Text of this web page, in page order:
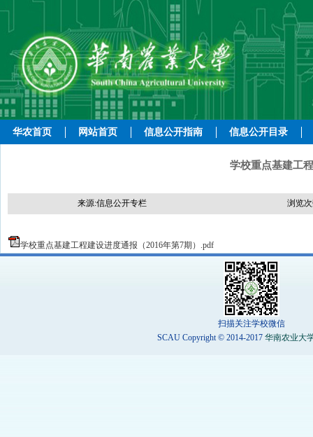
华农首页 网站首页 信息公开指南 信息公开目录
学校重点基建工
来源:信息公开专栏 浏览
学校重点基建工程建设进度通报（2016年第7期）.pdf
扫描关注学校微信
SCAU Copyright © 2014-2017 华南农业大